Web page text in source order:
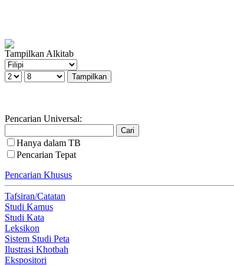
Tampilkan Alkitab
Pencarian Universal:
Hanya dalam TB
Pencarian Tepat
Pencarian Khusus
Tafsiran/Catatan
Studi Kamus
Studi Kata
Leksikon
Sistem Studi Peta
Ilustrasi Khotbah
Ekspositori